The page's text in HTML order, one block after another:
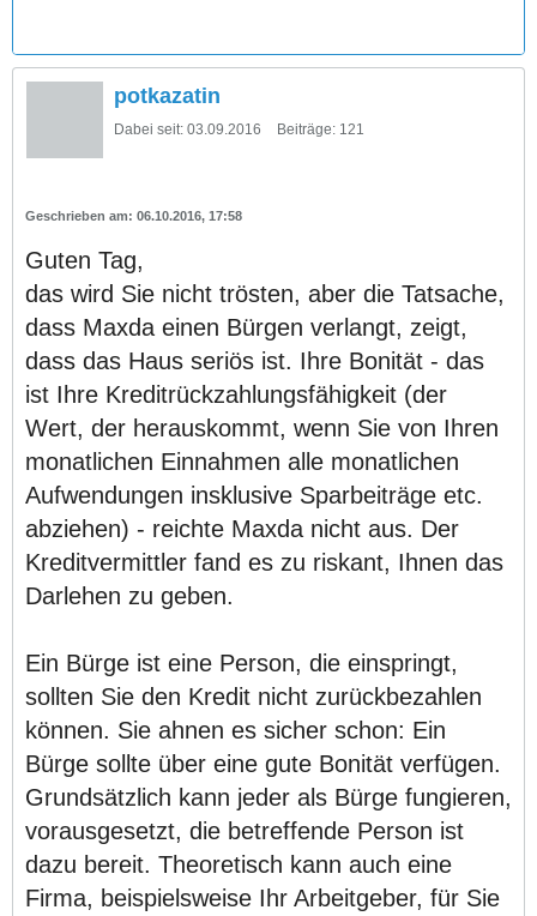
potkazatin
Dabei seit: 03.09.2016 Beiträge: 121
06.10.2016, 17:58
Guten Tag,
das wird Sie nicht trösten, aber die Tatsache,
dass Maxda einen Bürgen verlangt, zeigt,
dass das Haus seriös ist. Ihre Bonität - das
ist Ihre Kreditrückzahlungsfähigkeit (der
Wert, der herauskommt, wenn Sie von Ihren
monatlichen Einnahmen alle monatlichen
Aufwendungen insklusive Sparbeiträge etc.
abziehen) - reichte Maxda nicht aus. Der
Kreditvermittler fand es zu riskant, Ihnen das
Darlehen zu geben.
Ein Bürge ist eine Person, die einspringt,
sollten Sie den Kredit nicht zurückbezahlen
können. Sie ahnen es sicher schon: Ein
Bürge sollte über eine gute Bonität verfügen.
Grundsätzlich kann jeder als Bürge fungieren,
vorausgesetzt, die betreffende Person ist
dazu bereit. Theoretisch kann auch eine
Firma, beispielsweise Ihr Arbeitgeber, für Sie